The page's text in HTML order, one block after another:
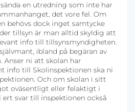
en utredning som inte har
det vore fel. Om
behövs dock inget samtycke
tillsyn är man alltid skyldig att
info till tillsynsmyndigheten.
ibland på begäran av
Anser ni att skolan har
info till Skolinspektionen ska ni
Och om skolan i sitt
oväsentligt eller felaktigt i
ert svar till inspektionen också